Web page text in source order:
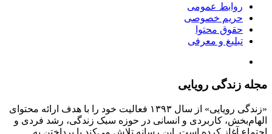
روابط عمومی
حریم خصوصی
حقوق محتوا
تبلیغ و معرفی
مجله زندگی رویایی
«زندگی رویایی» از سال ۱۳۹۳ فعالیت خود را با هدف ارائه محتوای
الهام‌بخش، کاربردی و انسانی در حوزه سبک زندگی، رشد فردی و